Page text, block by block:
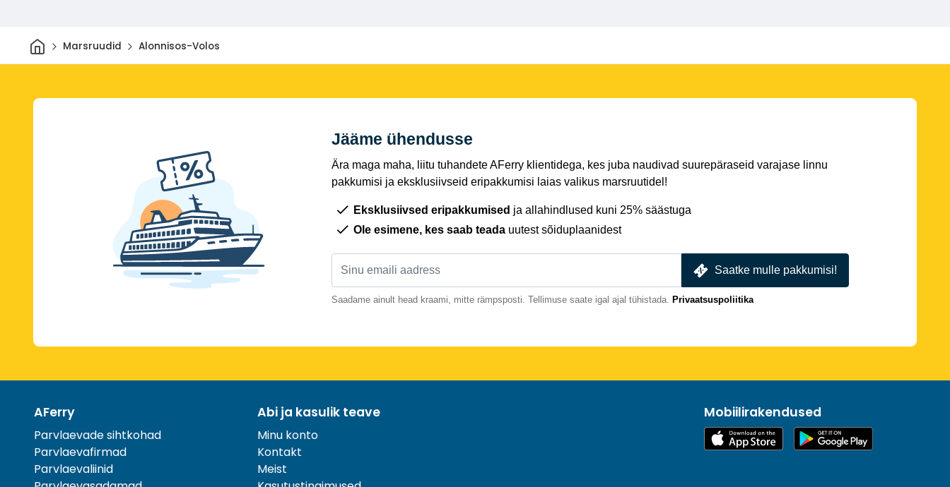
Avaleht
Marsruudid Alonnisos-Volos
Jääme ühendusse
Ära maga maha, liitu tuhandete AFerry klientidega, kes juba naudivad suurepäraseid varajase linnu
pakkumisi ja eksklusiivseid eripakkumisi laias valikus marsruutidel!
Eksklusiivsed eripakkumised ja allahindlused kuni 25% säästuga
Ole esimene, kes saab teada uutest sõiduplaanidest
Saatke mulle pakkumisi!
Saadame ainult head kraami, mitte rämpsposti. Tellimuse saate igal ajal tühistada. Privaatsuspoliitika
AFerry
Parvlaevade sihtkohad
Parvlaevafirmad
Parvlaevaliinid
Abi ja kasulik teave
Minu konto
Kontakt
Meist
Mobiilirakendused